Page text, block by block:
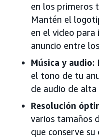
en los primeros
Mantén el
en el video para
anuncio entre
Música y audio:
el tono de tu
de audio de alta
Resolución
varios tamaños
que conserve su